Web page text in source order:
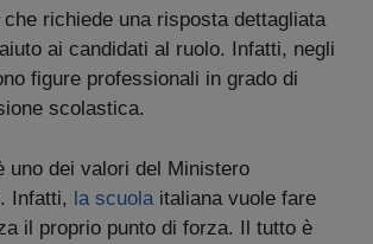
che richiede una risposta dettagliata
ai candidati al ruolo. Infatti, negli
figure professionali in grado di
scolastica.
uno dei valori del Ministero
Infatti, la scuola italiana vuole fare
il proprio punto di forza. Il tutto è